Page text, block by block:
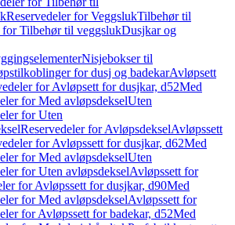
Reservedeler for VeggslukTilbehør til
for Tilbehør til veggslukDusjkar og
Nisjebokser til
for dusj og badekarAvløpsett
for Avløpsett for dusjkar, d52Med
for Med avløpsdekselUten
for Uten
Reservedeler for AvløpsdekselAvløpssett
for Avløpssett for dusjkar, d62Med
for Med avløpsdekselUten
for Uten avløpsdekselAvløpssett for
for Avløpssett for dusjkar, d90Med
for Med avløpsdekselAvløpssett for
for Avløpssett for badekar, d52Med